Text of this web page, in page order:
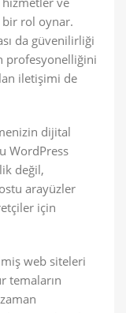
rol oynar.
da güvenilirliği
profesyonelliğini
iletişimi de
dijital
WordPress
değil,
arayüzler
için
web siteleri
temaların